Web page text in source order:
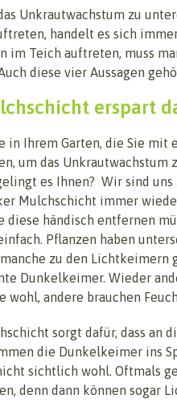
Unkrautwachstum zu
handelt es sich
im Teich auftreten, muss
diese vier Aussagen
erspart
in Ihrem Garten, die Sie mit
um das Unkrautwachstum
es Ihnen? Wir sind
Mulchschicht immer
diese händisch entfernen
Pflanzen haben
zu den Lichtkeimern
Dunkelkeimer. Wieder
wohl, andere brauchen
sorgt dafür, dass an
die Dunkelkeimer ins
sichtlich wohl. Oftmals
denn dann können sogar